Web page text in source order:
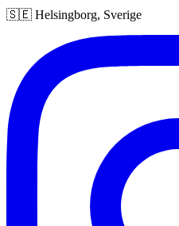
🇸🇪 Helsingborg, Sverige